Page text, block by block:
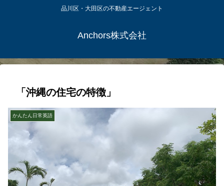
品川区・大田区の不動産エージェント
Anchors株式会社
「沖縄の住宅の特徴」
かんたん日常英語